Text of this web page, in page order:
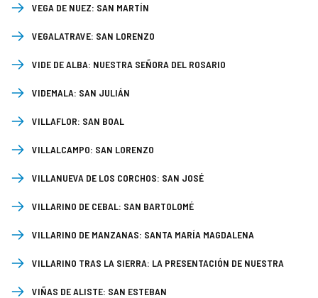
VEGA DE NUEZ: SAN MARTÍN
VEGALATRAVE: SAN LORENZO
VIDE DE ALBA: NUESTRA SEÑORA DEL ROSARIO
VIDEMALA: SAN JULIÁN
VILLAFLOR: SAN BOAL
VILLALCAMPO: SAN LORENZO
VILLANUEVA DE LOS CORCHOS: SAN JOSÉ
VILLARINO DE CEBAL: SAN BARTOLOMÉ
VILLARINO DE MANZANAS: SANTA MARÍA MAGDALENA
VILLARINO TRAS LA SIERRA: LA PRESENTACIÓN DE NUESTRA
SEÑORA
VIÑAS DE ALISTE: SAN ESTEBAN